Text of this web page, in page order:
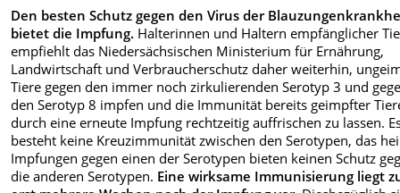
Den besten Schutz gegen den Virus der
bietet die Impfung. Halterinnen und Haltern empfänglicher
empfiehlt das Niedersächsischen Ministerium für Ernährung,
Landwirtschaft und Verbraucherschutz daher weiterhin,
Tiere gegen den immer noch zirkulierenden Serotyp 3 und
den Serotyp 8 impfen und die Immunität bereits geimpfter
durch eine erneute Impfung rechtzeitig auffrischen zu lassen.
besteht keine Kreuzimmunität zwischen den Serotypen, das
Impfungen gegen einen der Serotypen bieten keinen Schutz
die anderen Serotypen. Eine wirksame Immunisierung liegt